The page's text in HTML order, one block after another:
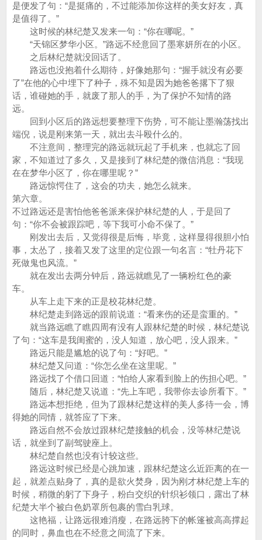
是便发了句：“是挺痛的，不过能添加你这样的美女好友，真
是值得了。”
这时候的林纪楚又发来一句：“你在哪呢。”
“天锦区梦华小区。”路远不经意回了墨寒妍所在的小区。
之后林纪楚就没回话了。
路远也没抱着什么期待，好像她那句：“握手就没有必要
了”在他的心中埋下了种子，殊不知是因为她爸爸撂下了狠
话，谁碰她的手，就废了那人的手，为了保护不知情的路
远。
回到小区后的路远想要整理下伤势，可不能让墨瀚荡找出
端倪，说是刚来第一天，就出去斗殴什么的。
不注意间，整理完的路远就玩起了手机来，也就忘了回
家，不知道过了多久，又是接到了林纪楚的微信消息：“我现
在在梦华小区了，你在哪里呢？”
路远惊愕住了，这会的功夫，她怎么就来。
第六章。
不过路远还是害怕他爸爸派来保护林纪楚的人，于是回了
句：“你不会被跟踪吧，等下我可小命不保了。”
刚发出去后，又觉得很是后悔，毕竟，这样显得很胆小怕
事，太怂了，接着又发了这里的定位跟一句名言：“牡丹花下
死做鬼也风流。”
就在发出去两分钟后，路远就瞧见了一辆粉红色的豪
车。
从车上走下来的正是校花林纪楚。
林纪楚走到路远的跟前说道：“看来伤的还是蛮重的。”
就当路远瞧了瞧四周有没有人跟林纪楚的时候，林纪楚说
了句：“这车是我闺蜜的，没人知道，放心吧，没人跟来。”
路远只能是尴尬的说了句：“好吧。”
林纪楚又问道：“你怎么坐在这里呢。”
路远找了个借口回道：“怕给人家看到脸上的伤担心吧。”
随后，林纪楚又说道：“先上车吧，我带你去诊所看下。”
路远本想拒绝，但为了跟林纪楚这样的美人多待一会，博
得她的同情，就答应了下来。
路远自然不会放过跟林纪楚接触的机会，没等林纪楚说
话，就坐到了副驾驶座上。
林纪楚自然也没有计较这些。
路远这时候已经是心跳加速，跟林纪楚这么近距离的在一
起，就差点贴身了，真的是欲火焚身，因为刚才林纪楚上车的
时候，稍微的躬了下身子，粉白交织的针织衫领口，露出了林
纪楚大半个被白色奶罩所包裹的雪白乳球。
这艳福，让路远很难消瘦，在路远胯下的帐篷被高高撑起
的同时，鼻血也在不经意之间流了下来。